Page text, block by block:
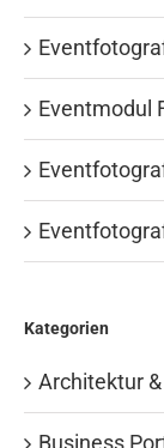
Eventmodul
Kategorien
Architektur
Business